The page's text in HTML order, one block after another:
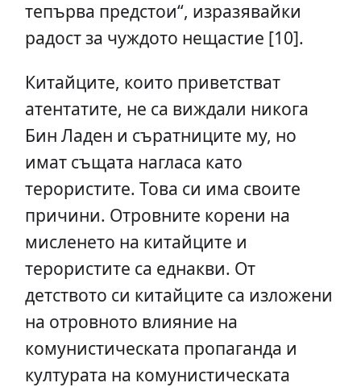
тепърва предстои“, изразявайки
радост за чуждото нещастие [10].
Китайците, които приветстват
атентатите, не са виждали никога
Бин Ладен и съратниците му, но
имат същата нагласа като
терористите. Това си има своите
причини. Отровните корени на
мисленето на китайците и
терористите са еднакви. От
детството си китайците са изложени
на отровното влияние на
комунистическата пропаганда и
културата на комунистическата